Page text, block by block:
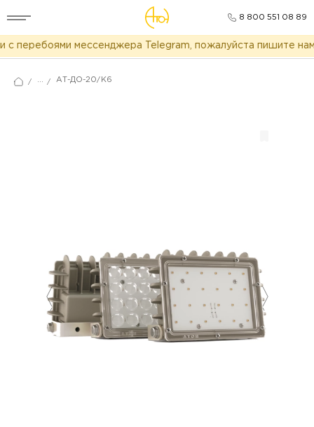
8 800 551 08 89
перебоями мессенджера Telegram, пожалуйста пишите нам
/ ... / АТ-ДО-20/K6